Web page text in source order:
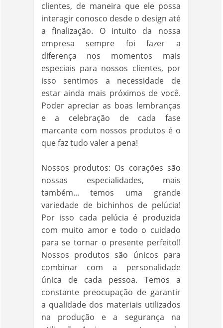
clientes, de maneira que ele possa
interagir conosco desde o design até
a finalização. O intuito da nossa
empresa sempre foi fazer a
diferença nos momentos mais
especiais para nossos clientes, por
isso sentimos a necessidade de
estar ainda mais próximos de você.
Poder apreciar as boas lembranças
e a celebração de cada fase
marcante com nossos produtos é o
que faz tudo valer a pena!
Nossos produtos: Os corações são
nossas especialidades, mais
também... temos uma grande
variedade de bichinhos de pelúcia!
Por isso cada pelúcia é produzida
com muito amor e todo o cuidado
para se tornar o presente perfeito!!
Nossos produtos são únicos para
combinar com a personalidade
única de cada pessoa. Temos a
constante preocupação de garantir
a qualidade dos materiais utilizados
na produção e a segurança na